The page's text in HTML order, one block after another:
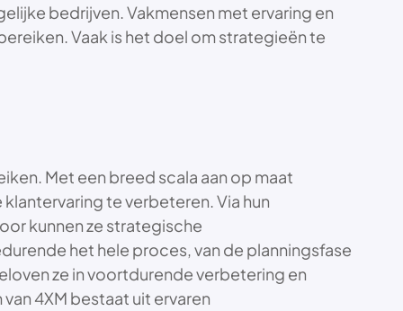
bedrijven. Vakmensen met ervaring en
Vaak is het doel om strategieën te
Met een breed scala aan op maat
te verbeteren. Via hun
kunnen ze strategische
het hele proces, van de planningsfase
ze in voortdurende verbetering en
4XM bestaat uit ervaren